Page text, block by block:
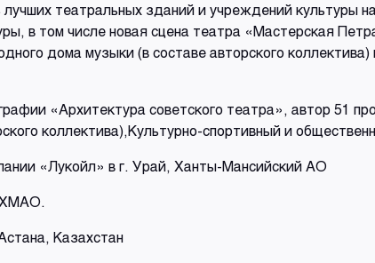
театральных зданий и учреждений культуры
в том числе новая сцена театра «Мастерская
дома музыки (в составе авторского
«Архитектура советского театра», автор 51
коллектива),Культурно-спортивный и
«Лукойл» в г. Урай, Ханты-Мансийский АО
ХМАО.
Казахстан